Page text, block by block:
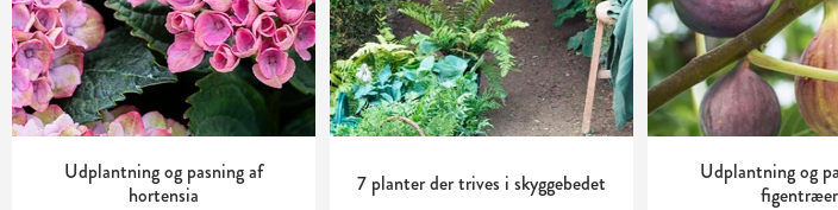
Udplantning og pasning af
hortensia
7 planter der trives i skyggebedet
Udplantning og
figentræer